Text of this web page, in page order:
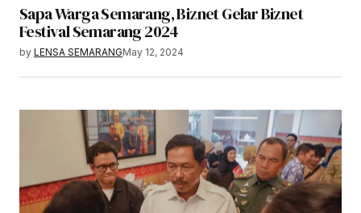
Sapa Warga Semarang, Biznet Gelar Biznet
Festival Semarang 2024
by LENSA SEMARANGMay 12, 2024